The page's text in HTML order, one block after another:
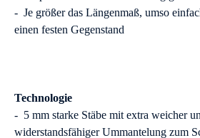
- Je größer das Längenmaß, umso
einen festen Gegenstand
Technologie
- 5 mm starke Stäbe mit extra weicher
widerstandsfähiger Ummantelung zum